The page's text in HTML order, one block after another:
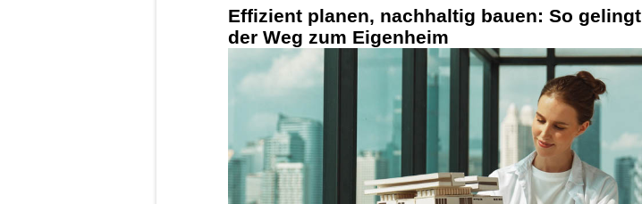
Effizient planen, nachhaltig bauen: So gelingt
der Weg zum Eigenheim